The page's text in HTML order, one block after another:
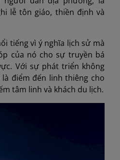
lễ tôn giáo, thiền định và
tiếng vì ý nghĩa lịch sử mà
của nó cho sự truyền bá
Với sự phát triển không
điểm đến linh thiêng cho
tâm linh và khách du lịch.